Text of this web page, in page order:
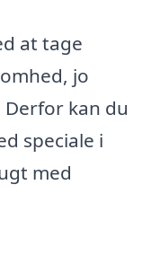
at tage
jo
kan du
speciale i
med